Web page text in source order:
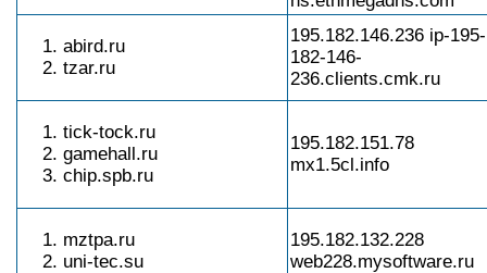
abird.ru
tzar.ru
195.182.146.236 ip-195-
182-146-
236.clients.cmk.ru
tick-tock.ru
gamehall.ru
chip.spb.ru
195.182.151.78
mx1.5cl.info
mztpa.ru
uni-tec.su
195.182.132.228
web228.mysoftware.ru